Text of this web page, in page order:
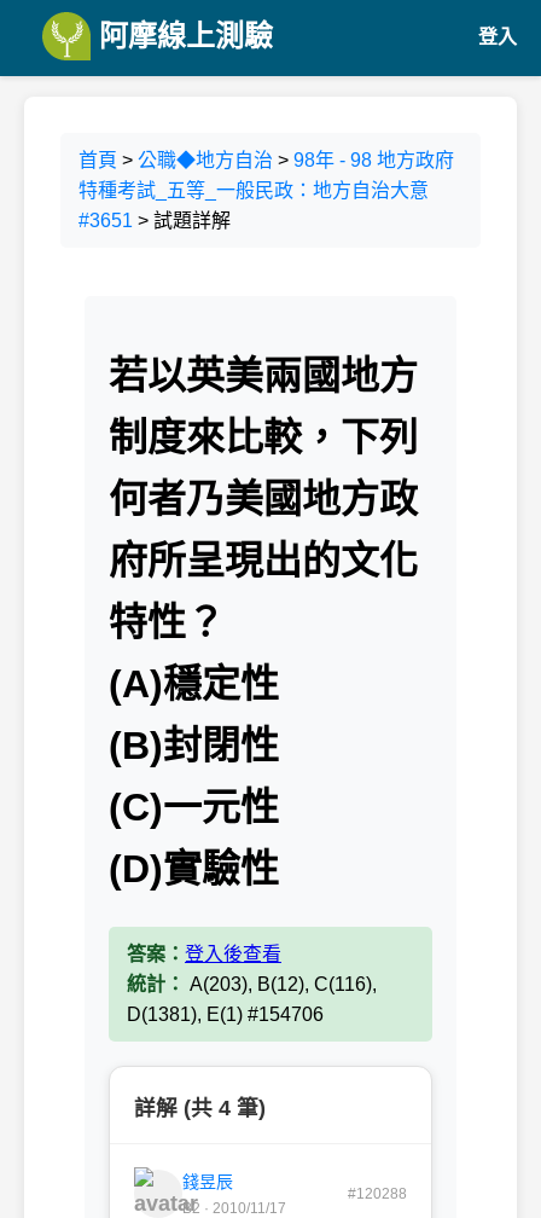
阿摩線上測驗 登入
首頁 > 公職◆地方自治 > 98年 - 98 地方政府
特種考試_五等_一般民政：地方自治大意
#3651 > 試題詳解
若以英美兩國地方
制度來比較，下列
何者乃美國地方政
府所呈現出的文化
特性？
(A)穩定性
(B)封閉性
(C)一元性
(D)實驗性
答案： 登入後查看
統計： A(203), B(12), C(116),
D(1381), E(1) #154706
詳解 (共 4 筆)
錢昱辰
B2 · 2010/11/17
#120288